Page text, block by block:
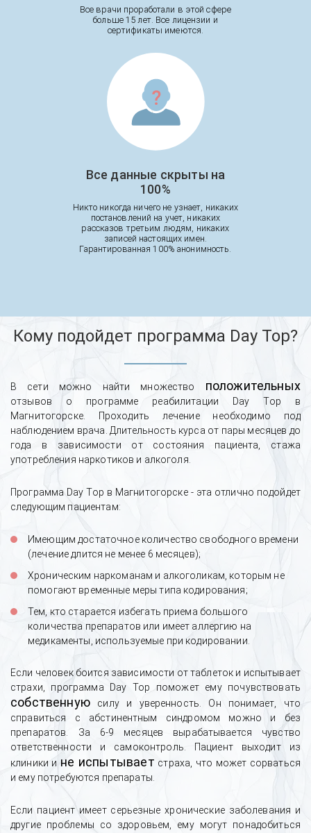
Все врачи проработали в этой сфере
больше 15 лет. Все лицензии и
сертификаты имеются.
Все данные скрыты на
100%
Никто никогда ничего не узнает, никаких
постановлений на учет, никаких
рассказов третьим людям, никаких
записей настоящих имен.
Гарантированная 100% анонимность.
Кому подойдет программа Day Top?
В сети можно найти множество положительных
отзывов о программе реабилитации Day Top в
Магнитогорске. Проходить лечение необходимо под
наблюдением врача. Длительность курса от пары месяцев до
года в зависимости от состояния пациента, стажа
употребления наркотиков и алкоголя.
Программа Day Top в Магнитогорске - эта отлично подойдет
следующим пациентам:
Имеющим достаточное количество свободного времени
(лечение длится не менее 6 месяцев);
Хроническим наркоманам и алкоголикам, которым не
помогают временные меры типа кодирования;
Тем, кто старается избегать приема большого
количества препаратов или имеет аллергию на
медикаменты, используемые при кодировании.
Если человек боится зависимости от таблеток и испытывает
страхи, программа Day Top поможет ему почувствовать
собственнуюсилу и уверенность. Он понимает, что
справиться с абстинентным синдромом можно и без
препаратов. За 6-9 месяцев вырабатывается чувство
ответственности и самоконтроль. Пациент выходит из
клиники и не испытывает страха, что может сорваться
и ему потребуются препараты.
Если пациент имеет серьезные хронические заболевания и
другие проблемы со здоровьем, ему могут понадобиться